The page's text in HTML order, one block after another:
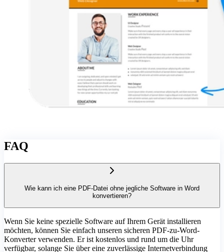
FAQ
Wie kann ich eine PDF-Datei ohne jegliche Software in Word
konvertieren?
Wenn Sie keine spezielle Software auf Ihrem Gerät installieren
möchten, können Sie einfach unseren sicheren PDF-zu-Word-
Konverter verwenden. Er ist kostenlos und rund um die Uhr
verfügbar, solange Sie über eine zuverlässige Internetverbindung